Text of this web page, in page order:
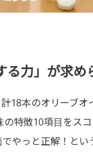
る力」が求め
18本のオリーブオ
特徴10項目をス
やっと正解！とい